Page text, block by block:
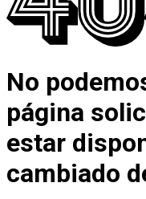
No
página
estar
cambiado